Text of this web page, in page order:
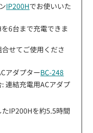
IP200Hでお使いいた
6台まで充電できま
せてご使用くださ
アダプターBC-248
連結充電用ACアダプ
たIP200Hを約5.5時間